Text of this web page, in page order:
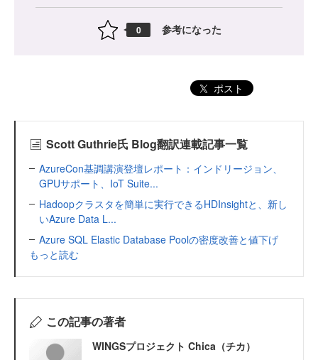
0 参考になった
ポスト
Scott Guthrie氏 Blog翻訳連載記事一覧
AzureCon基調講演登壇レポート：インドリージョン、
GPUサポート、IoT Suite...
Hadoopクラスタを簡単に実行できるHDInsightと、新し
いAzure Data L...
Azure SQL Elastic Database Poolの密度改善と値下げ
もっと読む
この記事の著者
WINGSプロジェクト Chica（チカ）